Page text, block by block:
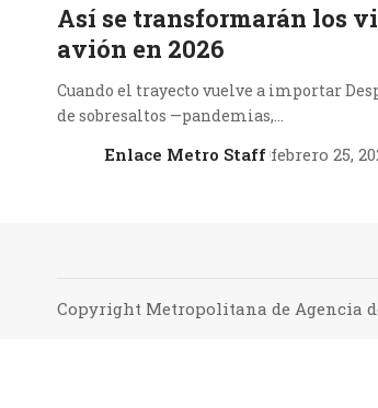
Así se transformarán los
avión en 2026
Cuando el trayecto vuelve a importar
de sobresaltos —pandemias,…
Enlace Metro Staff febrero 25,
Copyright Metropolitana de Agencia